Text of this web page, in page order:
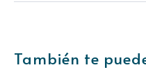
También te